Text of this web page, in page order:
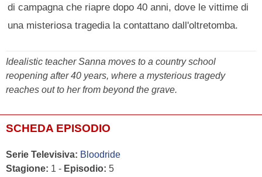
di campagna che riapre dopo 40 anni, dove le vittime di
una misteriosa tragedia la contattano dall'oltretomba.
Idealistic teacher Sanna moves to a country school
reopening after 40 years, where a mysterious tragedy
reaches out to her from beyond the grave.
SCHEDA EPISODIO
Serie Televisiva: Bloodride
Stagione: 1 - Episodio: 5